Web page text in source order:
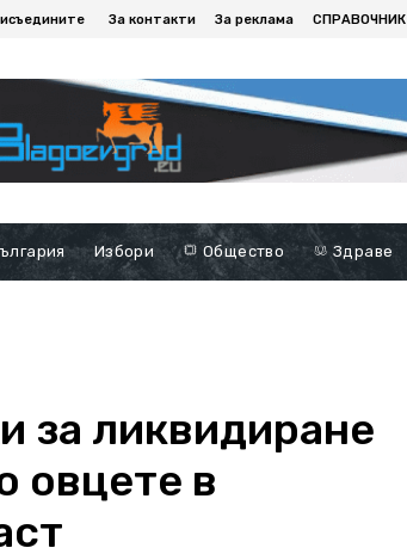
За контакти За реклама СПРАВОЧНИК
Избори Общество Здраве
за ликвидиране
овцете в